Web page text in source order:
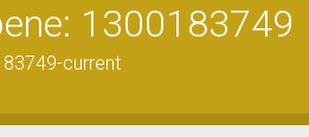
1300183749
current